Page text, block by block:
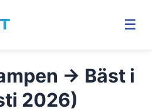
☰
→ Bäst i
2026)